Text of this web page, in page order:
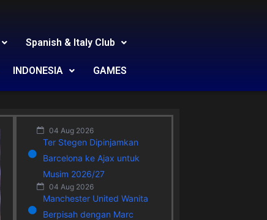
Spanish & Italy Club
INDONESIA GAMES
04 Aug 2026
Ter Stegen Dipinjamkan
Barcelona ke Ajax untuk
Musim 2026/27
04 Aug 2026
Manchester United Wanita
Berpisah dengan Marc